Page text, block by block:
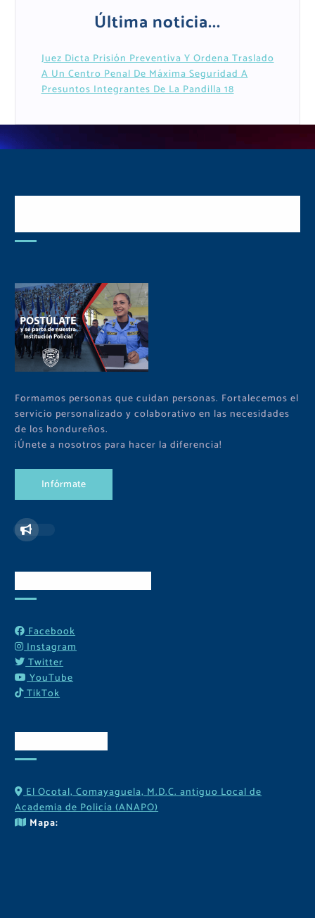
Última noticia...
Juez Dicta Prisión Preventiva Y Ordena Traslado
A Un Centro Penal De Máxima Seguridad A
Presuntos Integrantes De La Pandilla 18
Formamos personas que cuidan personas. Fortalecemos el
servicio personalizado y colaborativo en las necesidades
de los hondureños.
¡Únete a nosotros para hacer la diferencia!
Infórmate
Facebook
Instagram
Twitter
YouTube
TikTok
El Ocotal, Comayaguela, M.D.C. antiguo Local de
Academia de Policía (ANAPO)
Mapa: